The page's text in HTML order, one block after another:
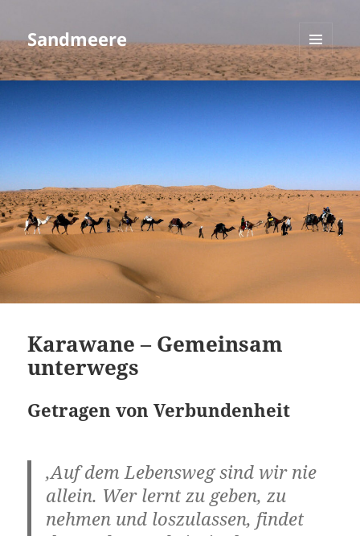
Sandmeere
MENÜ
UND
Karawane – Gemeinsam
unterwegs
Getragen von Verbundenheit
‚Auf dem Lebensweg sind wir nie
allein. Wer lernt zu geben, zu
nehmen und loszulassen, findet